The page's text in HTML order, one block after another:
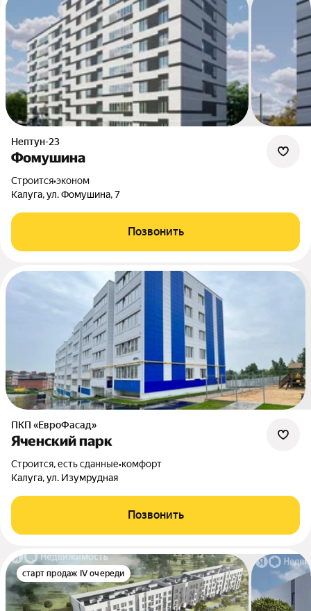
Нептун-23
Фомушина
Строится•эконом
Калуга, ул. Фомушина, 7
Позвонить
ПКП «ЕвроФасад»
Яченский парк
Строится, есть сданные•комфорт
Калуга, ул. Изумрудная
Позвонить
старт продаж IV очереди